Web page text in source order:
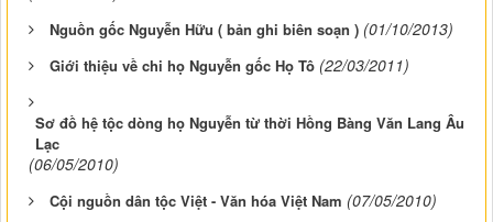
Nguồn gốc Nguyễn Hữu ( bản ghi biên soạn ) (01/10/2013)
Giới thiệu về chi họ Nguyễn gốc Họ Tô (22/03/2011)
Sơ đồ hệ tộc dòng họ Nguyễn từ thời Hồng Bàng Văn Lang Âu
Lạc
(06/05/2010)
Cội nguồn dân tộc Việt - Văn hóa Việt Nam (07/05/2010)